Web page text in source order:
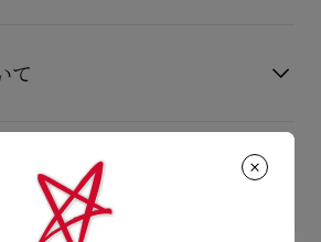
注文は、送料無料でお届けいたしま
マト運輸にて発送いたします。
要な商品は、1週間程でのお届けとなりま
て
カスタマーサービスに返品交換のご連絡
つ未使用の場合に限り返品交換を受け付
は無料です。
する情報は下記よりご確認くださいま
品